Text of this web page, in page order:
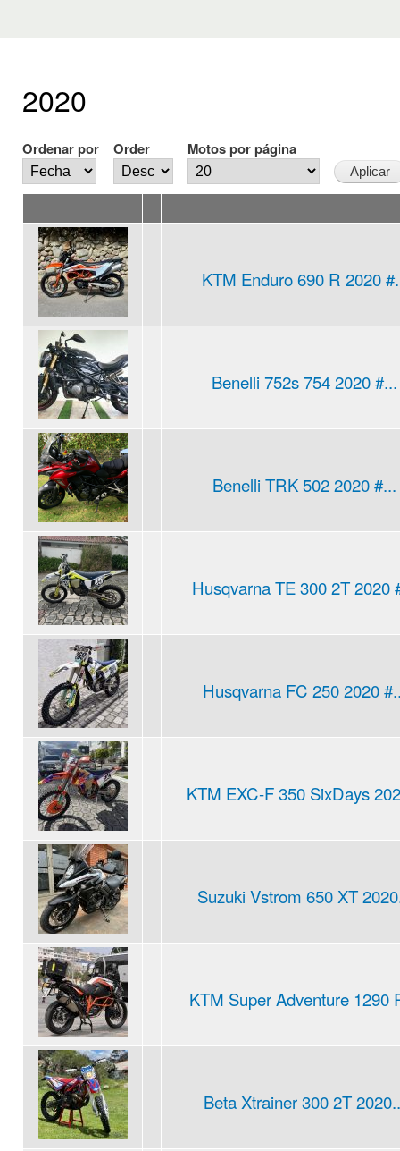
2020
Ordenar por Order Motos por página
KTM Enduro 690 R 2020
Benelli 752s 754 2020 #...
Benelli TRK 502 2020 #...
Husqvarna TE 300 2T 2020
Husqvarna FC 250 2020
KTM EXC-F 350 SixDays
Suzuki Vstrom 650 XT
KTM Super Adventure 1290
Beta Xtrainer 300 2T